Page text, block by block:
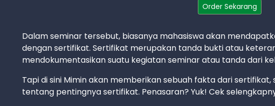
Order Sekarang
Dalam seminar tersebut, biasanya mahasiswa akan
dengan sertifikat. Sertifikat merupakan tanda bukti atau
mendokumentasikan suatu kegiatan seminar atau tanda dari
Tapi di sini Mimin akan memberikan sebuah fakta dari sertifikat,
tentang pentingnya sertifikat. Penasaran? Yuk! Cek